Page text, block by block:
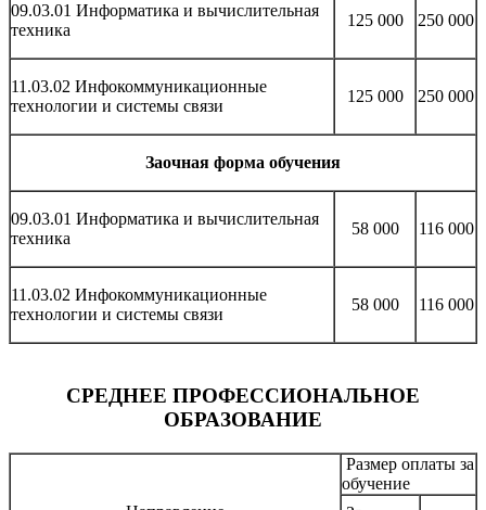
09.03.01 Информатика и вычислительная
техника
125 000 250 000
11.03.02 Инфокоммуникационные
технологии и системы связи
125 000 250 000
Заочная форма обучения
09.03.01 Информатика и вычислительная
техника
58 000 116 000
11.03.02 Инфокоммуникационные
технологии и системы связи
58 000 116 000
СРЕДНЕЕ ПРОФЕССИОНАЛЬНОЕ
ОБРАЗОВАНИЕ
Размер оплаты за
обучение